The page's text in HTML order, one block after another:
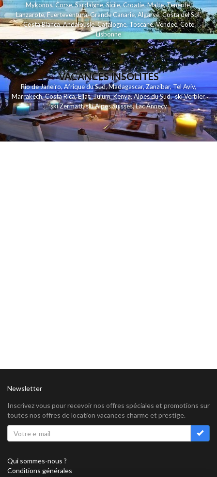
Mykonos,Corse,Sardaigne,Sicile,Croatie,Malte,Tenerife,
Lanzarote,Fuerteventura,Grande Canarie,Algarve,Costa del Sol,
Costa Blanca,Andalousie,Catalogne,Toscane,Vendee,Cote
Lisbonne
VACANCES INSOLITES
Rio de Janeiro,Afrique du Sud,Madagascar,Zanzibar,Tel Aviv,
Marrakech,Costa Rica,Eilat,Tulum,Kenya,Alpes du Sud,ski Verbier,
ski Zermatt,ski Alpes Suisses,Lac Annecy
Newsletter
Inscrivez vous pour recevoir nos offres spéciales et promotions sur
toutes nos offres de location vacances charme et prestige.
Qui sommes-nous ?
Conditions générales